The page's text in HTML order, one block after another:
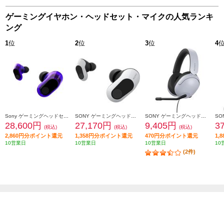
ゲーミングイヤホン・ヘッドセット・マイクの人気ランキ
ング
1位
28,600円 (税込)
2,860円分ポイント還元
10営業日
2位
27,170円 (税込)
1,358円分ポイント還元
10営業日
3位
9,405円 (税込)
470円分ポイント還元
10営業日
(2件)
4
10